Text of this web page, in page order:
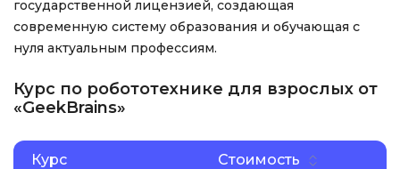
государственной лицензией, создающая
современную систему образования и обучающая с
нуля актуальным профессиям.
Курс по робототехнике для взрослых от
«GeekBrains»
Курс Стоимость